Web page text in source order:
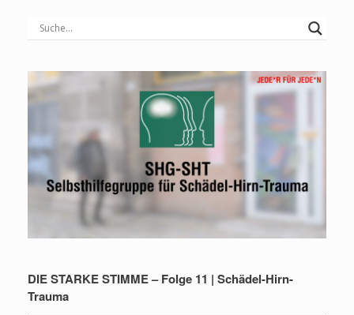
DIE STARKE STIMME – Folge 11 | Schädel-Hirn-
Trauma